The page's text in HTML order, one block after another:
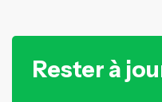
Rester à